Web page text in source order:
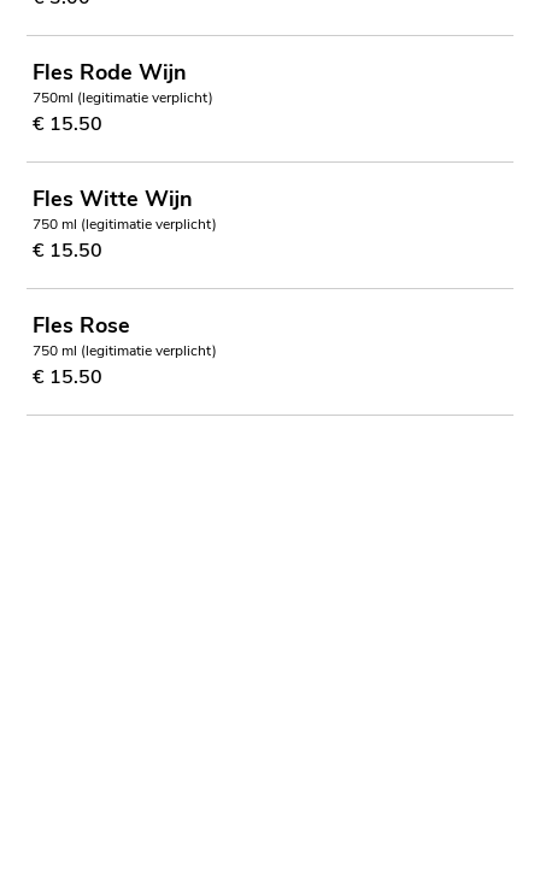
Fles Rode Wijn
750ml (legitimatie verplicht)
€ 15.50
Fles Witte Wijn
750 ml (legitimatie verplicht)
€ 15.50
Fles Rose
750 ml (legitimatie verplicht)
€ 15.50